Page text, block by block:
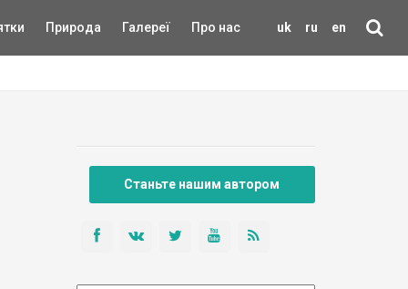
uk ru en
Природа Галереї Про нас
Станьте нашим автором